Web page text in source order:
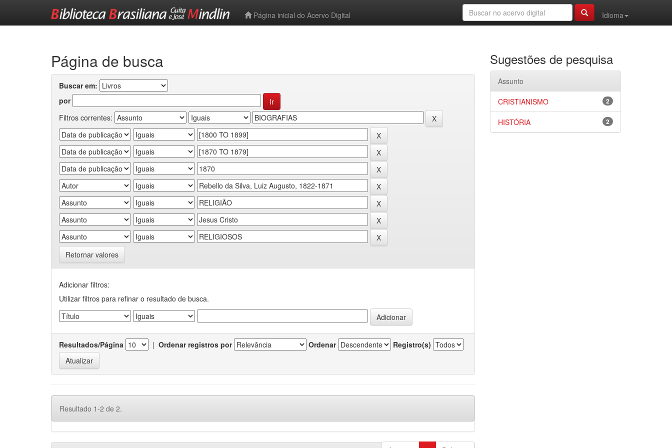
Página inicial do Acervo Digital
Idioma
Página de busca
Buscar em:
por
Filtros correntes:
Retornar valores
Adicionar filtros:
Utilizar filtros para refinar o resultado de busca.
Resultados/Página | Ordenar registros por Ordenar Registro(s)
Resultado 1-2 de 2.
Sugestões de pesquisa
Assunto
2
CRISTIANISMO
2
HISTÓRIA